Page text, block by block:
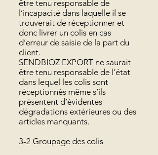
être tenu responsable de
l’incapacité dans laquelle il se
trouverait de réceptionner et
donc livrer un colis en cas
d’erreur de saisie de la part du
client.
SENDBIOZ EXPORT ne saurait
être tenu responsable de l’état
dans lequel les colis sont
réceptionnés même s’ils
présentent d’évidentes
dégradations extérieures ou des
articles manquants.
3-2 Groupage des colis